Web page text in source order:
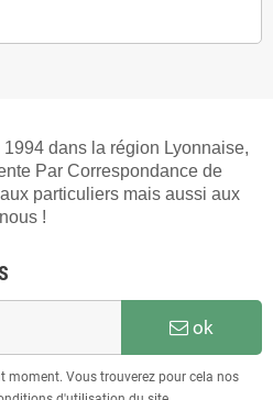
dans la région Lyonnaise,
Par Correspondance de
particuliers mais aussi aux
!
ok
moment. Vous trouverez pour cela nos